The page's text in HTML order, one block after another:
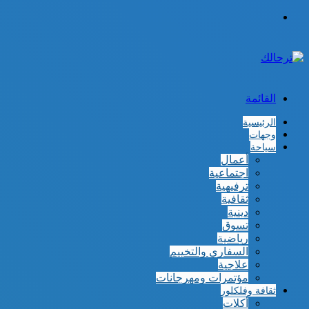
القائمة
الرئيسية
وجهات
سياحة
أعمال
اجتماعية
ترفيهية
ثقافية
دينية
تسوق
رياضية
السفاري والتخييم
علاجية
مؤتمرات ومهرجانات
ثقافة وفلكلور
أكلات